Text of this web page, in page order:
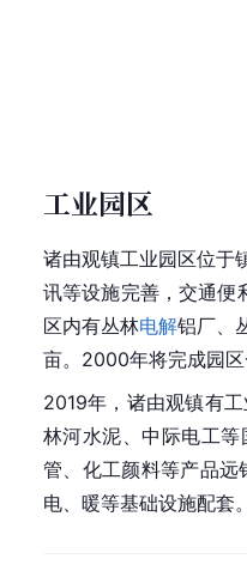
工业园区
诸由观镇工业园区位于
讯等设施完善，交通便
区内有丛林电解铝厂、
亩。2000年将完成园
2019年，诸由观镇有
林河水泥、中际电工
管、化工颜料等产品
电、暖等基础设施配套